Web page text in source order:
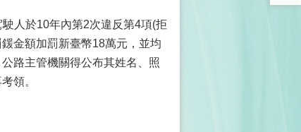
人於10年內第2次違反第4項(拒
金額加罰新臺幣18萬元，並均
路主管機關得公布其姓名、照
領。